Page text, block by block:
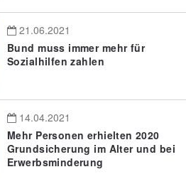
21.06.2021
Bund muss immer mehr für
Sozialhilfen zahlen
14.04.2021
Mehr Personen erhielten 2020
Grundsicherung im Alter und bei
Erwerbsminderung